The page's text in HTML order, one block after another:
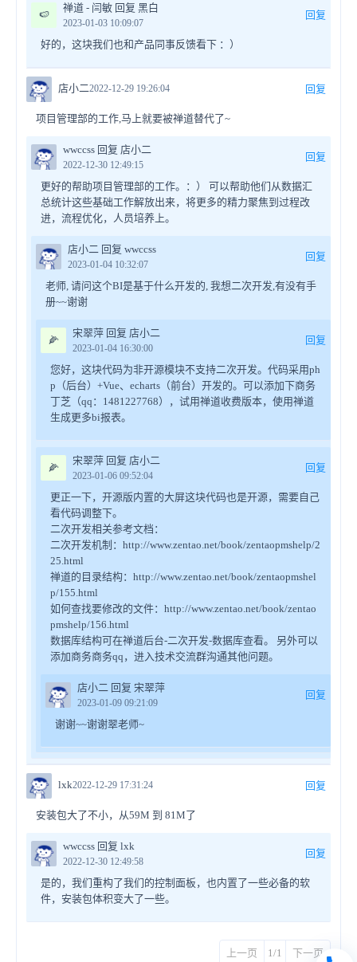
🍉
禅道 - 闫敏 回复 黑白
2023-01-03 10:09:07
回复
好的，这块我们也和产品同事反馈看下 ：）
店小二2022-12-29 19:26:04 回复
项目管理部的工作,马上就要被禅道替代了~
wwccss 回复 店小二
2022-12-30 12:49:15
回复
更好的帮助项目管理部的工作。：） 可以帮助他们从数据汇
总统计这些基础工作解放出来，将更多的精力聚焦到过程改
进，流程优化，人员培养上。
店小二 回复 wwccss
2023-01-04 10:32:07
回复
老师, 请问这个BI是基于什么开发的, 我想二次开发,有没有手
册~~谢谢
🌽
宋翠萍 回复 店小二
2023-01-04 16:30:00
回复
您好，这块代码为非开源模块不支持二次开发。代码采用ph
p（后台）+Vue、echarts（前台）开发的。可以添加下商务
丁芝（qq：1481227768），试用禅道收费版本，使用禅道
生成更多bi报表。
🌽
宋翠萍 回复 店小二
2023-01-06 09:52:04
回复
更正一下，开源版内置的大屏这块代码也是开源，需要自己
看代码调整下。
二次开发相关参考文档：
二次开发机制：http://www.zentao.net/book/zentaopmshelp/2
25.html
禅道的目录结构：http://www.zentao.net/book/zentaopmshel
p/155.html
如何查找要修改的文件：http://www.zentao.net/book/zentao
pmshelp/156.html
数据库结构可在禅道后台-二次开发-数据库查看。 另外可以
添加商务商务qq，进入技术交流群沟通其他问题。
店小二 回复 宋翠萍
2023-01-09 09:21:09
回复
谢谢~~谢谢翠老师~
lxk2022-12-29 17:31:24 回复
安装包大了不小，从59M 到 81M了
wwccss 回复 lxk
2022-12-30 12:49:58
回复
是的，我们重构了我们的控制面板，也内置了一些必备的软
件，安装包体积变大了一些。
上一页 1/1 下一页